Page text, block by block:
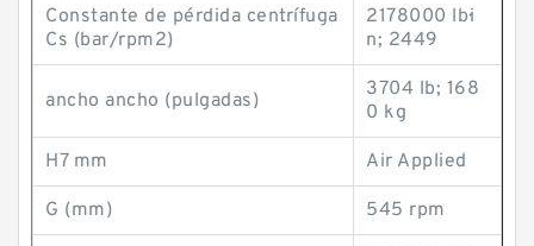
Constante de pérdida centrífuga
Cs (bar/rpm2)
2178000 lb·i
n; 2449
ancho ancho (pulgadas)
3704 lb; 168
0 kg
H7 mm Air Applied
G (mm) 545 rpm